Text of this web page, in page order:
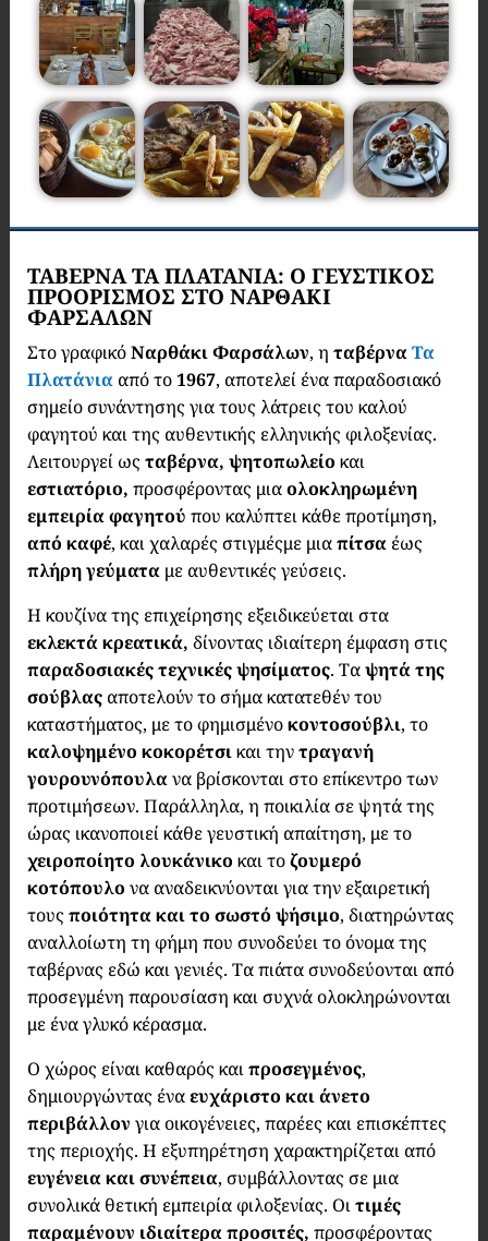
ΤΑΒΕΡΝΑ ΤΑ ΠΛΑΤΑΝΙΑ: Ο ΓΕΥΣΤΙΚΟΣ
ΠΡΟΟΡΙΣΜΟΣ ΣΤΟ ΝΑΡΘΑΚΙ
ΦΑΡΣΑΛΩΝ
Στο γραφικόΝαρθάκι Φαρσάλων, η ταβέρναΤα
Πλατάνιααπό το1967, αποτελεί ένα παραδοσιακό
σημείο συνάντησης για τους λάτρεις του καλού
φαγητού και της αυθεντικής ελληνικής φιλοξενίας.
Λειτουργεί ως ταβέρνα, ψητοπωλείο και
εστιατόριο, προσφέροντας μιαολοκληρωμένη
εμπειρία φαγητού που καλύπτει κάθε προτίμηση,
από καφέ, και χαλαρές στιγμέςμε μιαπίτσα έως
πλήρη γεύματα με αυθεντικές γεύσεις.
Η κουζίνα της επιχείρησης εξειδικεύεται στα
εκλεκτά κρεατικά, δίνοντας ιδιαίτερη έμφαση στις
παραδοσιακές τεχνικές ψησίματος. Ταψητά της
σούβλαςαποτελούν το σήμα κατατεθέν του
καταστήματος, με το φημισμένοκοντοσούβλι, το
καλοψημένο κοκορέτσικαι τηντραγανή
γουρουνόπουλανα βρίσκονται στο επίκεντρο των
προτιμήσεων. Παράλληλα, η ποικιλία σε ψητά της
ώρας ικανοποιεί κάθε γευστική απαίτηση, με το
χειροποίητο λουκάνικο και τοζουμερό
κοτόπουλο να αναδεικνύονται για την εξαιρετική
τους ποιότητα και το σωστό ψήσιμο, διατηρώντας
αναλλοίωτη τη φήμη που συνοδεύει το όνομα της
ταβέρνας εδώ και γενιές. Τα πιάτα συνοδεύονται από
προσεγμένη παρουσίαση και συχνά ολοκληρώνονται
με ένα γλυκό κέρασμα.
Ο χώρος είναι καθαρός καιπροσεγμένος,
δημιουργώντας έναευχάριστο και άνετο
περιβάλλον για οικογένειες, παρέες και επισκέπτες
της περιοχής. Η εξυπηρέτηση χαρακτηρίζεται από
ευγένεια και συνέπεια, συμβάλλοντας σε μια
συνολικά θετική εμπειρία φιλοξενίας. Οιτιμές
παραμένουν ιδιαίτερα προσιτές, προσφέροντας